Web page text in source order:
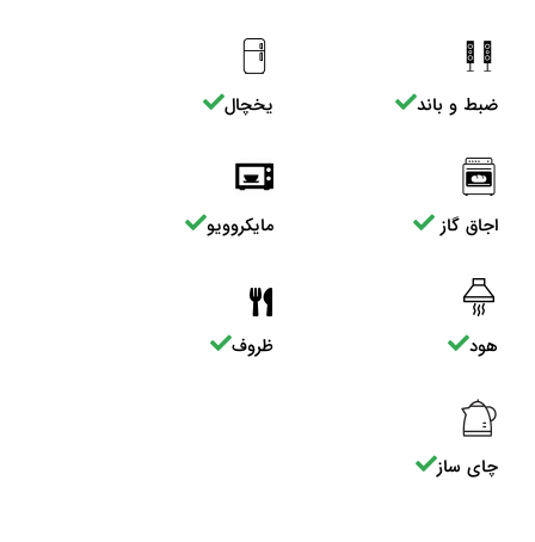
ضبط و باند یخچال
اجاق گاز مایکروویو
هود ظروف
چای ساز